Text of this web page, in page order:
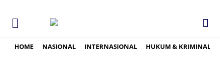
HOME NASIONAL INTERNASIONAL HUKUM & KRIMINAL